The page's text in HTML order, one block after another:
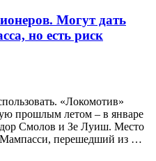
Могут дать
но есть риск
«Локомотив»
прошлым летом – в январе
Смолов и Зе Луиш. Место
перешедший из …